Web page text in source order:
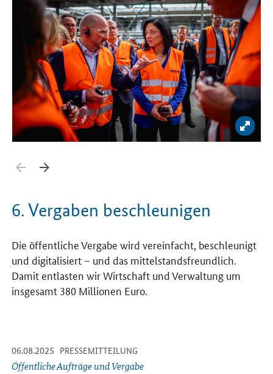
Zurück blättern
Bild
6. Vergaben beschleunigen
Die öffentliche Vergabe wird vereinfacht, beschleunigt
und digitalisiert – und das mittelstandsfreundlich.
Damit entlasten wir Wirtschaft und Verwaltung um
insgesamt 380 Millionen Euro.
06.08.2025 -
PRESSEMITTEILUNG
Öffentliche Aufträge und Vergabe
Öffnet Einzelsicht